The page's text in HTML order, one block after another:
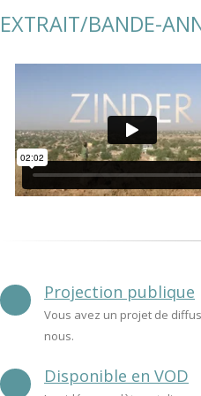
EXTRAIT/BANDE-
Projection publique
Vous avez un projet de
nous.
Disponible en VOD